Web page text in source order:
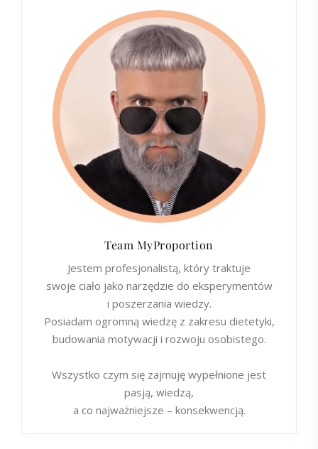
Team MyProportion
Jestem profesjonalistą, który traktuje
swoje ciało jako narzędzie do eksperymentów
i poszerzania wiedzy.
Posiadam ogromną wiedzę z zakresu dietetyki,
budowania motywacji i rozwoju osobistego.
Wszystko czym się zajmuję wypełnione jest
pasją, wiedzą,
a co najważniejsze – konsekwencją.